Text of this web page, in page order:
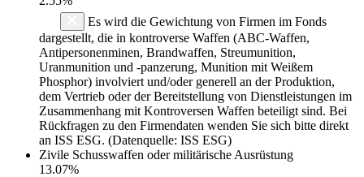
Es wird die Gewichtung von Firmen im Fonds
dargestellt, die in kontroverse Waffen (ABC-Waffen,
Antipersonenminen, Brandwaffen, Streumunition,
Uranmunition und -panzerung, Munition mit Weißem
Phosphor) involviert und/oder generell an der Produktion,
dem Vertrieb oder der Bereitstellung von Dienstleistungen im
Zusammenhang mit Kontroversen Waffen beteiligt sind. Bei
Rückfragen zu den Firmendaten wenden Sie sich bitte direkt
an ISS ESG. (Datenquelle: ISS ESG)
Zivile Schusswaffen oder militärische Ausrüstung
13.07%